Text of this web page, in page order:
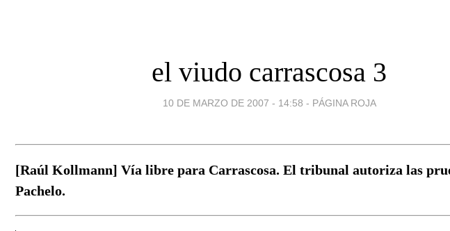
el viudo carrascosa 3
10 DE MARZO DE 2007 - 14:58 - PÁGINA ROJA
[Raúl Kollmann] Vía libre para Carrascosa. El tribunal autoriza las
Pachelo.